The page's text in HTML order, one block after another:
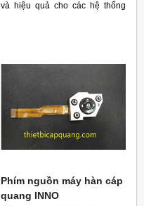
và hiệu quả cho các hệ thống
Phím nguồn máy hàn cáp
quang INNO